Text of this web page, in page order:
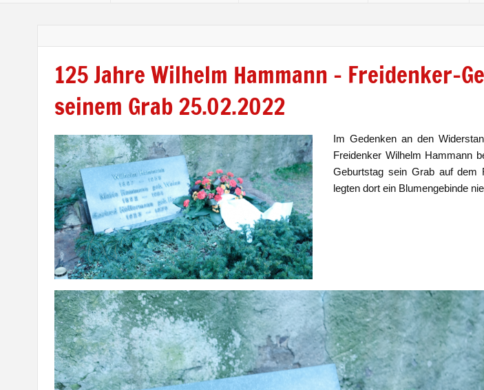
125 Jahre Wilhelm Hammann – Freidenker-
seinem Grab 25.02.2022
Im Gedenken an den
Freidenker Wilhelm Hammann
Geburtstag sein Grab auf dem
legten dort ein Blumengebinde